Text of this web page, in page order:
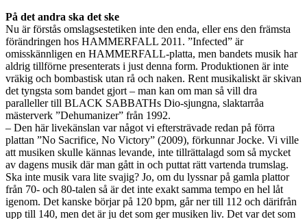
På det andra ska det ske
Nu är förstås omslagsestetiken inte den enda, eller ens den främsta
förändringen hos HAMMERFALL 2011. ”Infected” är
omisskännligen en HAMMERFALL-platta, men bandets musik har
aldrig tillförne presenterats i just denna form. Produktionen är inte
vräkig och bombastisk utan rå och naken. Rent musikaliskt är skivan
det tyngsta som bandet gjort – man kan om man så vill dra
paralleller till BLACK SABBATHs Dio-sjungna, slaktarråa
mästerverk ”Dehumanizer” från 1992.
– Den här livekänslan var något vi eftersträvade redan på förra
plattan ”No Sacrifice, No Victory” (2009), förkunnar Jocke. Vi ville
att musiken skulle kännas levande, inte tillrättalagd som så mycket
av dagens musik där man gått in och puttat rätt vartenda trumslag.
Ska inte musik vara lite svajig? Jo, om du lyssnar på gamla plattor
från 70- och 80-talen så är det inte exakt samma tempo en hel låt
igenom. Det kanske börjar på 120 bpm, går ner till 112 och därifrån
upp till 140, men det är ju det som ger musiken liv. Det var det som